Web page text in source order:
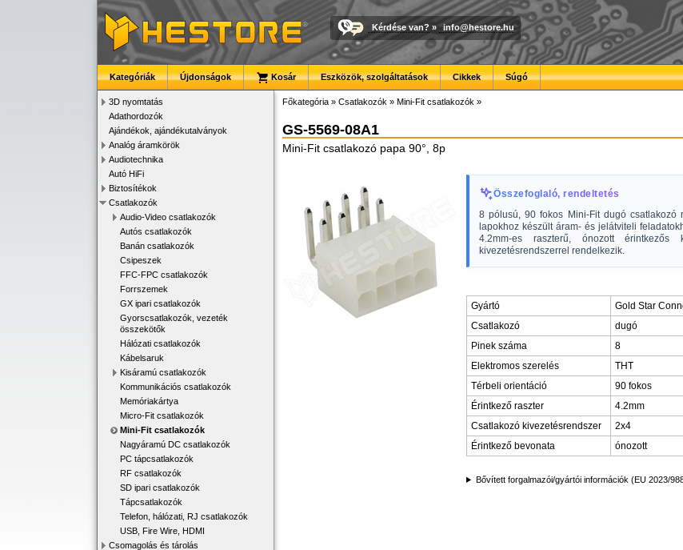
Kérdése van? » info@hestore.hu
Kategóriák Újdonságok Kosár Eszközök, szolgáltatások Cikkek Súgó
3D nyomtatás
Adathordozók
Ajándékok, ajándékutalványok
Analóg áramkörök
Audiotechnika
Autó HiFi
Biztosítékok
Csatlakozók
Audio-Video csatlakozók
Autós csatlakozók
Banán csatlakozók
Csipeszek
FFC-FPC csatlakozók
Forrszemek
GX ipari csatlakozók
Gyorscsatlakozók, vezeték
összekötők
Hálózati csatlakozók
Kábelsaruk
Kisáramú csatlakozók
Kommunikációs csatlakozók
Memóriakártya
Micro-Fit csatlakozók
Mini-Fit csatlakozók
Nagyáramú DC csatlakozók
PC tápcsatlakozók
RF csatlakozók
SD ipari csatlakozók
Tápcsatlakozók
Telefon, hálózati, RJ csatlakozók
USB, Fire Wire, HDMI
Csomagolás és tárolás
Főkategória » Csatlakozók » Mini-Fit csatlakozók »
GS-5569-08A1
Mini-Fit csatlakozó papa 90°, 8p
Összefoglaló, rendeltetés
8 pólusú, 90 fokos Mini-Fit dugó csatlakozó
lapokhoz készült áram- és jelátviteli
4.2mm-es raszterű, ónozott érintkezős
kivezetésrendszerrel rendelkezik.
Gyártó
Gold Star
Csatlakozó
dugó
Pinek száma
8
Elektromos szerelés
THT
Térbeli orientáció
90 fokos
Érintkező raszter
4.2mm
Csatlakozó kivezetésrendszer
2x4
Érintkező bevonata
ónozott
Bővített forgalmazói/gyártói információk (EU 2023/